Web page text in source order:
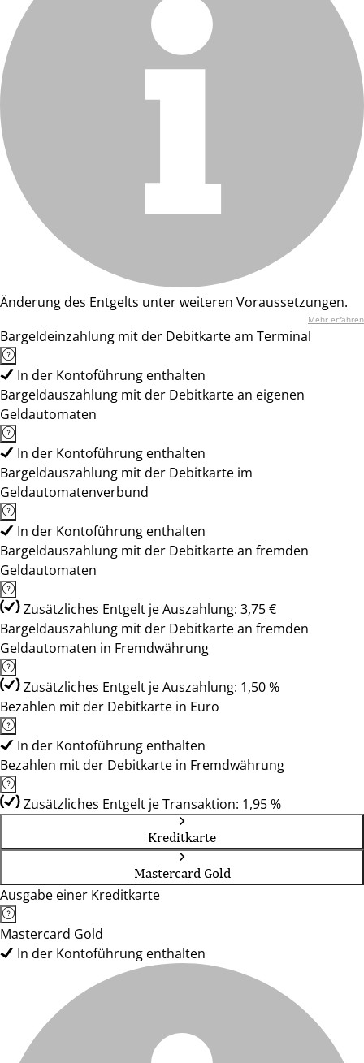
Änderung des Entgelts unter weiteren Voraussetzungen.
Mehr erfahren
Bargeldeinzahlung mit der Debitkarte am Terminal
In der Kontoführung enthalten
Bargeldauszahlung mit der Debitkarte an eigenen
Geldautomaten
In der Kontoführung enthalten
Bargeldauszahlung mit der Debitkarte im
Geldautomatenverbund
In der Kontoführung enthalten
Bargeldauszahlung mit der Debitkarte an fremden
Geldautomaten
Zusätzliches Entgelt je Auszahlung: 3,75 €
Bargeldauszahlung mit der Debitkarte an fremden
Geldautomaten in Fremdwährung
Zusätzliches Entgelt je Auszahlung: 1,50 %
Bezahlen mit der Debitkarte in Euro
In der Kontoführung enthalten
Bezahlen mit der Debitkarte in Fremdwährung
Zusätzliches Entgelt je Transaktion: 1,95 %
Kreditkarte
Mastercard Gold
Ausgabe einer Kreditkarte
Mastercard Gold
In der Kontoführung enthalten